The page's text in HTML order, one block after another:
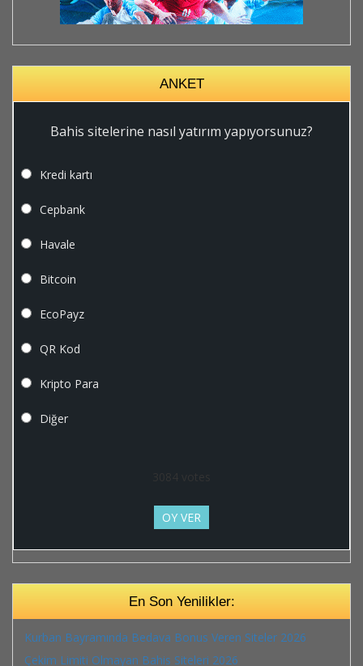
ANKET
Bahis sitelerine nasıl yatırım yapıyorsunuz?
Kredi kartı
Cepbank
Havale
Bitcoin
EcoPayz
QR Kod
Kripto Para
Diğer
OY VER
En Son Yenilikler:
Kurban Bayramında Bedava Bonus Veren Siteler 2026
Çekim Limiti Olmayan Bahis Siteleri 2026